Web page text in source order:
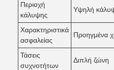
Περιοχή
κάλυψης
Υψηλή
Χαρακτηριστικά
ασφαλείας
Προηγμένα
Τάσεις
συχνοτήτων
Διπλή ζώνη